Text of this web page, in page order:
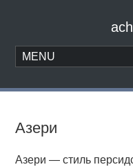
Азери
Азери — стиль